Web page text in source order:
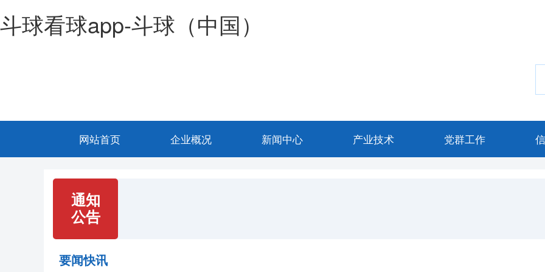
斗球看球app-斗球（中国）
网站首页 企业概况 新闻中心 产业技术 党群工作
通知
公告
要闻快讯